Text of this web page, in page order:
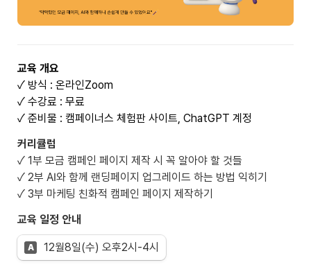
✓ 수강료 : 무료
✓ 준비물 : 캠페이너스 체험판 사이트, ChatGPT 계정
✓ 1부 모금 캠페인 페이지 제작 시 꼭 알아야 할 것들
✓ 2부 AI와 함께 랜딩페이지 업그레이드 하는 방법 익히기
✓ 3부 마케팅 친화적 캠페인 페이지 제작하기
교육 일정 안내
Untitled multiple choice field
A 12월8일(수) 오후2시-4시